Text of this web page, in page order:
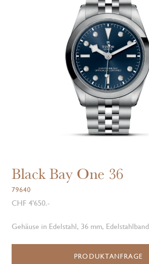
Black Bay One 36
79640
CHF 4'650.-
Gehäuse in Edelstahl, 36 mm, Edelstahlband
PRODUKTANFRAGE